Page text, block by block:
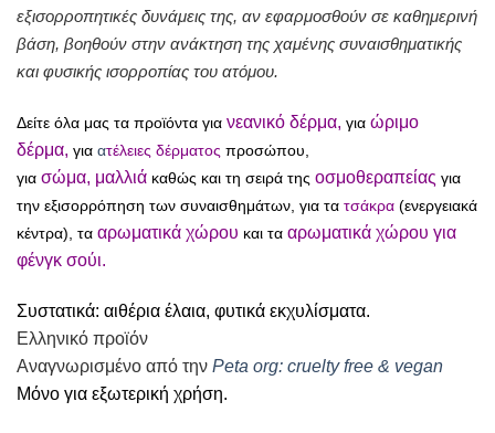
εξισορροπητικές δυνάμεις της, αν εφαρμοσθούν σε καθημερινή
βάση, βοηθούν στην ανάκτηση της χαμένης συναισθηματικής
και φυσικής ισορροπίας του ατόμου.
Δείτε όλα μας τα προϊόντα για νεανικό δέρμα, για ώριμο
δέρμα, για ατέλειες δέρματος προσώπου,
για σώμα, μαλλιά καθώς και τη σειρά της οσμοθεραπείας για
την εξισορρόπηση των συναισθημάτων, για τα τσάκρα (ενεργειακά
κέντρα), τα αρωματικά χώρου και τα αρωματικά χώρου για
φένγκ σούι.
Συστατικά: αιθέρια έλαια, φυτικά εκχυλίσματα.
Ελληνικό προϊόν
Αναγνωρισμένο από την Peta org: cruelty free & vegan
Μόνο για εξωτερική χρήση.